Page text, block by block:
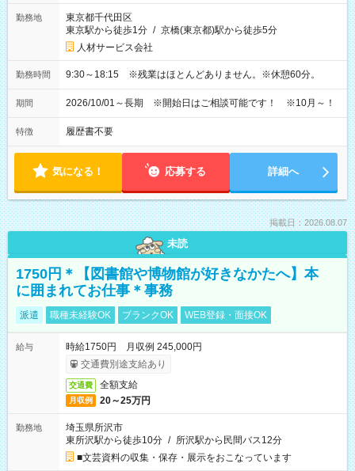
勤務地
東京都千代田区
東京駅から徒歩1分 / 京橋(東京都)駅から徒歩5分
人材サービス会社
勤務時間 9:30～18:15 ※残業はほとんどありません。※休憩60分。
期間 2026/10/01～長期 ※開始日はご相談可能です！ ※10月～！
特徴 履歴書不要
気になる！ 応募する 詳細へ
掲載日：2026.08.07
未読
1750円＊【図書館や博物館が好きなかたへ】本
に囲まれてお仕事＊事務
派遣 職種未経験OK ブランクOK WEB登録・面接OK
給与
時給1750円 月収例 245,000円
交通費別途支給あり
交通費 全額支給
月収例 20～25万円
勤務地
埼玉県所沢市
東所沢駅から徒歩10分 / 所沢駅から民間バス12分
■文芸資料の収集・保存・展示をおこなっています